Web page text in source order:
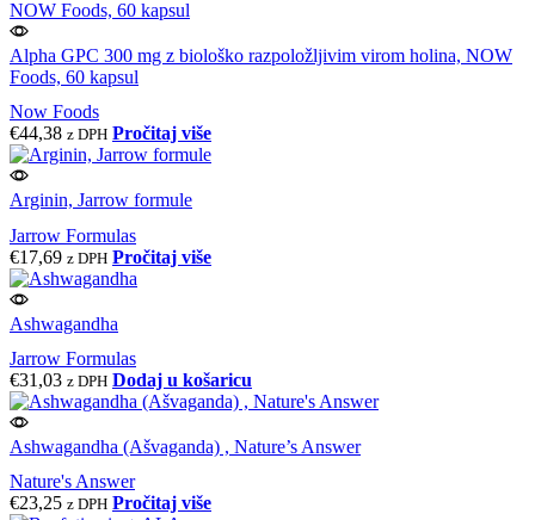
Alpha GPC 300 mg z biološko razpoložljivim virom holina, NOW
Foods, 60 kapsul
Now Foods
€44,38 z DPH Pročitaj više
Arginin, Jarrow formule
Jarrow Formulas
€17,69 z DPH Pročitaj više
Ashwagandha
Jarrow Formulas
€31,03 z DPH Dodaj u košaricu
Ashwagandha (Ašvaganda) , Nature’s Answer
Nature's Answer
€23,25 z DPH Pročitaj više